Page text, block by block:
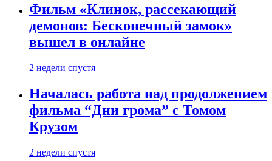
Фильм «Клинок, рассекающий
демонов: Бесконечный замок»
вышел в онлайне
2 недели спустя
Началась работа над продолжением
фильма “Дни грома” с Томом
Крузом
2 недели спустя